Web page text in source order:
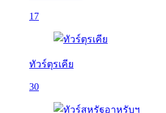
17
ทัวร์ตุรเคีย
30